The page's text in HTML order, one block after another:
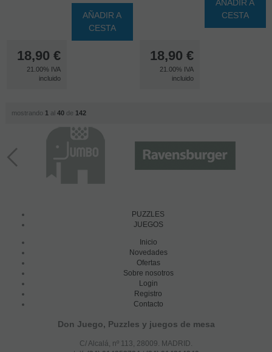
18,90 €
21.00% IVA
incluido
AÑADIR A
CESTA
18,90 €
21.00% IVA
incluido
AÑADIR A
CESTA
mostrando 1 al 40de 142
PUZZLES
JUEGOS
Inicio
Novedades
Ofertas
Sobre nosotros
Login
Registro
Contacto
Don Juego, Puzzles y juegos de mesa
C/ Alcalá, nº 113, 28009. MADRID.